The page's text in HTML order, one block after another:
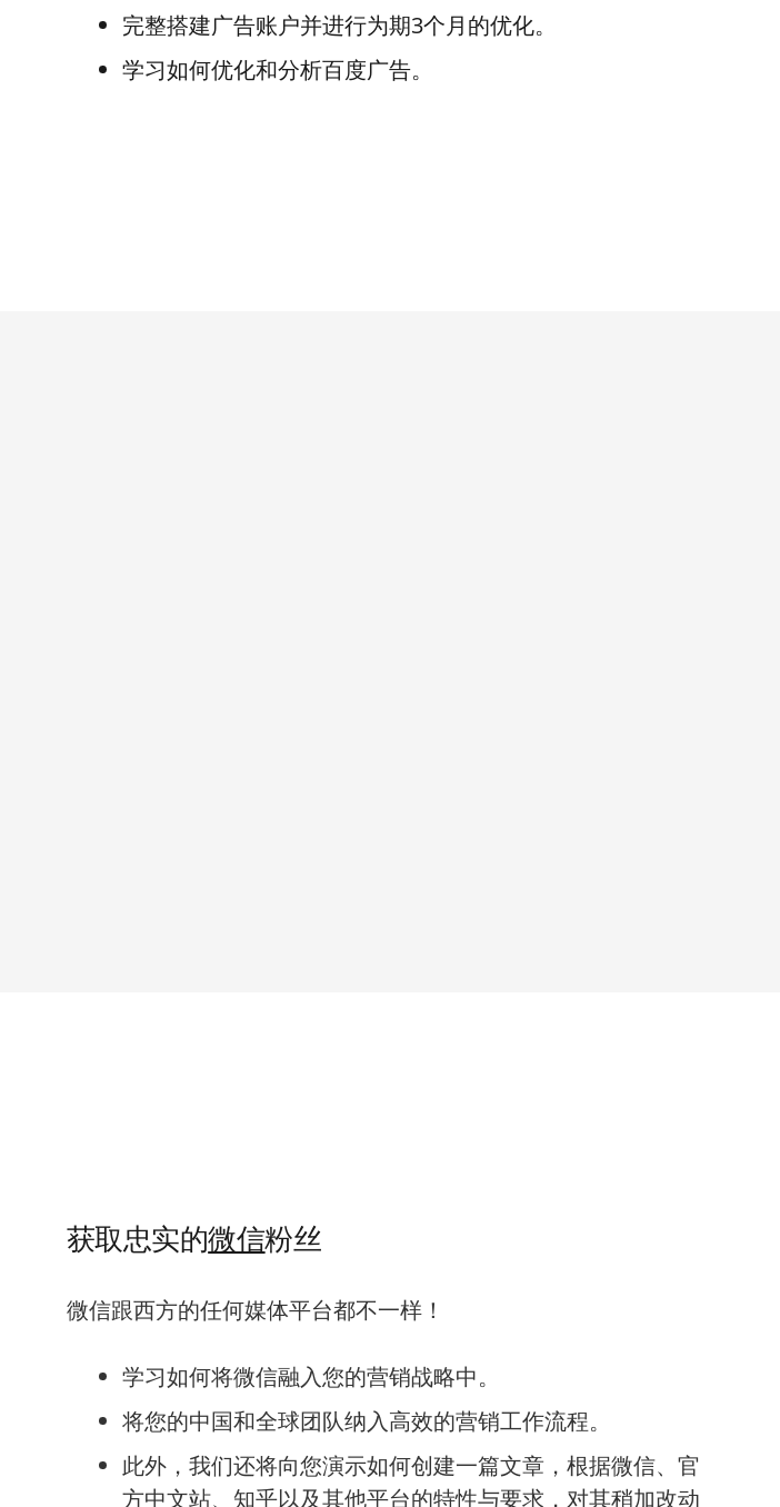
完整搭建广告账户并进行为期3个月的优化。
学习如何优化和分析百度广告。
获取忠实的微信粉丝
微信跟西方的任何媒体平台都不一样！
学习如何将微信融入您的营销战略中。
将您的中国和全球团队纳入高效的营销工作流程。
此外，我们还将向您演示如何创建一篇文章，根据微信、官
方中文站、知乎以及其他平台的特性与要求，对其稍加改动